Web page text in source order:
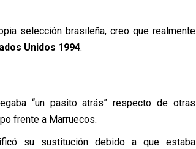
selección brasileña, creo que realmente
Unidos 1994.
“un pasito atrás” respecto de otras
frente a Marruecos.
su sustitución debido a que estaba